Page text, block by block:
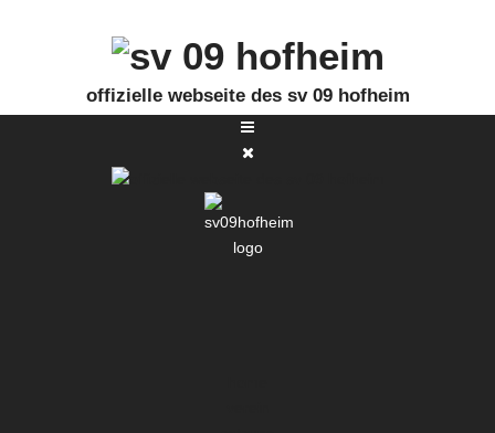
offizielle webseite des sv 09 hofheim